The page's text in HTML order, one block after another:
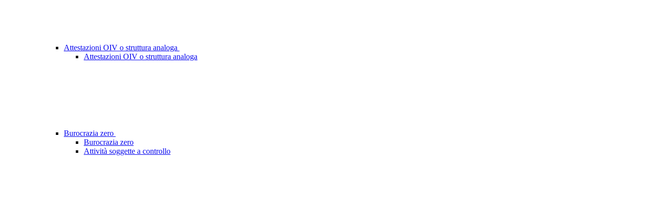
Attestazioni OIV o struttura analoga
Attestazioni OIV o struttura analoga
Burocrazia zero
Burocrazia zero
Attività soggette a controllo